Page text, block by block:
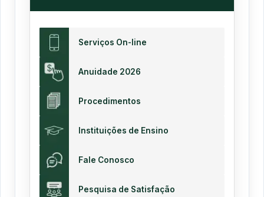
Serviços On-line
Anuidade 2026
Procedimentos
Instituições de Ensino
Fale Conosco
Pesquisa de Satisfação